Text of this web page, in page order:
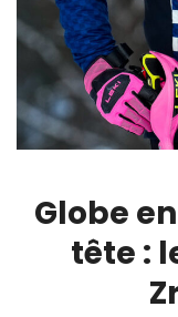
Globe
tête :